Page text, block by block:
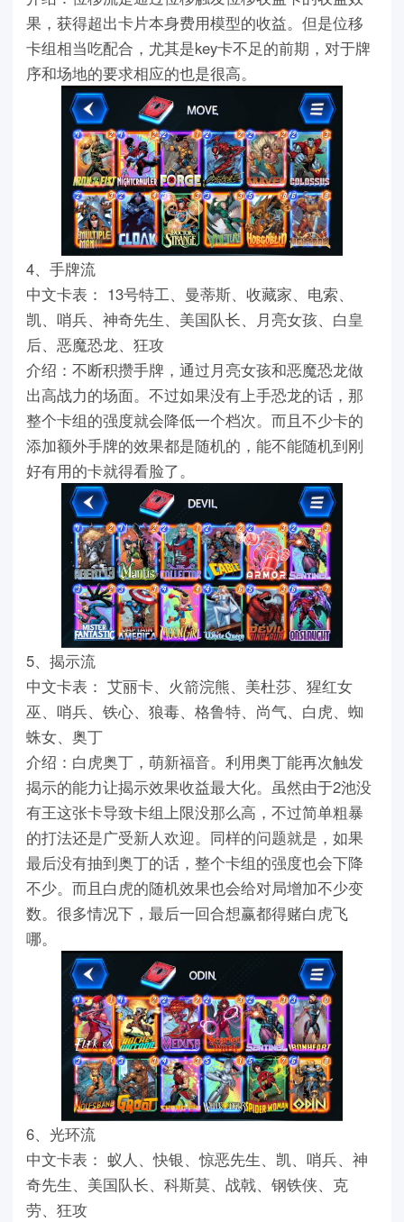
果，获得超出卡片本身费用模型的收益。但是位移
卡组相当吃配合，尤其是key卡不足的前期，对于牌
序和场地的要求相应的也是很高。
4、手牌流
中文卡表： 13号特工、曼蒂斯、收藏家、电索、
凯、哨兵、神奇先生、美国队长、月亮女孩、白皇
后、恶魔恐龙、狂攻
介绍：不断积攒手牌，通过月亮女孩和恶魔恐龙做
出高战力的场面。不过如果没有上手恐龙的话，那
整个卡组的强度就会降低一个档次。而且不少卡的
添加额外手牌的效果都是随机的，能不能随机到刚
好有用的卡就得看脸了。
5、揭示流
中文卡表： 艾丽卡、火箭浣熊、美杜莎、猩红女
巫、哨兵、铁心、狼毒、格鲁特、尚气、白虎、蜘
蛛女、奥丁
介绍：白虎奥丁，萌新福音。利用奥丁能再次触发
揭示的能力让揭示效果收益最大化。虽然由于2池没
有王这张卡导致卡组上限没那么高，不过简单粗暴
的打法还是广受新人欢迎。同样的问题就是，如果
最后没有抽到奥丁的话，整个卡组的强度也会下降
不少。而且白虎的随机效果也会给对局增加不少变
数。很多情况下，最后一回合想赢都得赌白虎飞
哪。
6、光环流
中文卡表： 蚁人、快银、惊恶先生、凯、哨兵、神
奇先生、美国队长、科斯莫、战戟、钢铁侠、克
劳、狂攻